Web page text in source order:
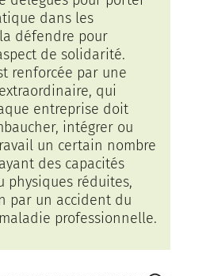
dans les
défendre pour
de solidarité.
renforcée par une
qui
entreprise doit
intégrer ou
un certain nombre
des capacités
physiques réduites,
par un accident du
professionnelle.